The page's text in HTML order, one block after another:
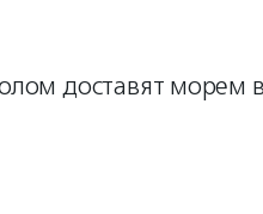
доставят морем в